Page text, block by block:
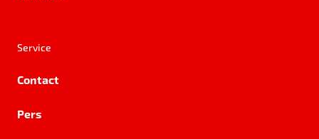
Service
Contact
Pers